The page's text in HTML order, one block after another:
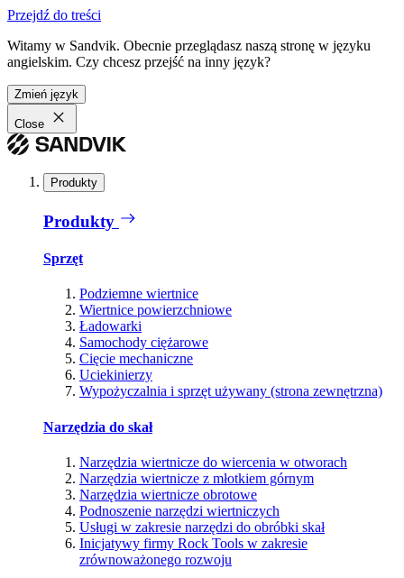
Przejdź do treści
Witamy w Sandvik. Obecnie przeglądasz naszą stronę w języku
angielskim. Czy chcesz przejść na inny język?
Zmień język
Close
Produkty
Produkty
Sprzęt
Podziemne wiertnice
Wiertnice powierzchniowe
Ładowarki
Samochody ciężarowe
Cięcie mechaniczne
Uciekinierzy
Wypożyczalnia i sprzęt używany (strona zewnętrzna)
Narzędzia do skał
Narzędzia wiertnicze do wiercenia w otworach
Narzędzia wiertnicze z młotkiem górnym
Narzędzia wiertnicze obrotowe
Podnoszenie narzędzi wiertniczych
Usługi w zakresie narzędzi do obróbki skał
Inicjatywy firmy Rock Tools w zakresie
zrównoważonego rozwoju